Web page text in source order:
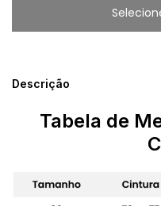
Descrição
Tabela de